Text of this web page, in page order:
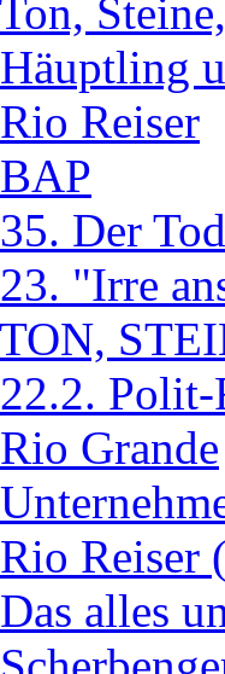
Reiser
Der
"Irre
Grande
Reiser
alles